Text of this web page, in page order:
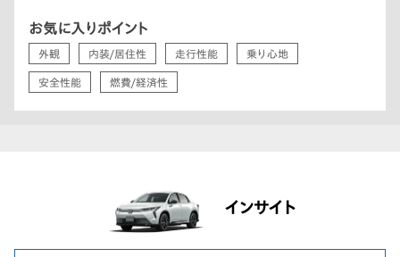
お気に入りポイント
外観 内装/居住性 走行性能 乗り心地
安全性能 燃費/経済性
インサイト